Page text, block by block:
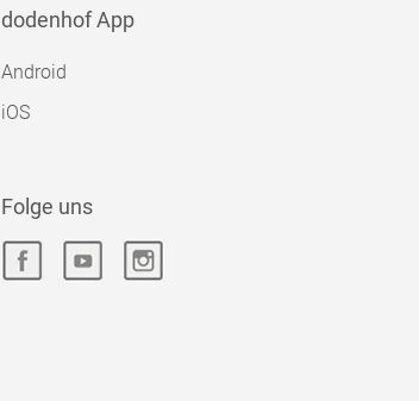
dodenhof App
Android
iOS
Folge uns